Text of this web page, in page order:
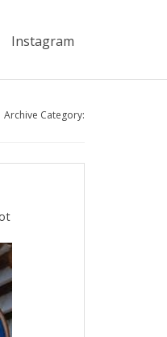
Instagram
Archive Category: